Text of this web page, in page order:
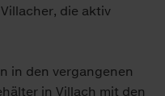
die aktiv
in den vergangenen
in Villach mit den